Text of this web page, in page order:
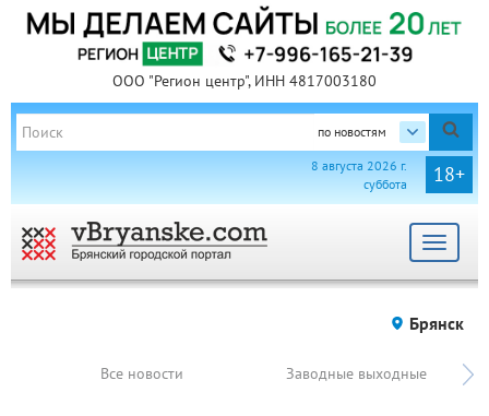
ООО "Регион центр", ИНН 4817003180
по новостям
18+
8 августа 2026 г.
суббота
Toggle
Брянск
Все новости Заводные выходные